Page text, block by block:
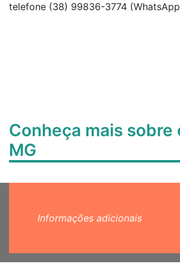
telefone (38) 99836-3774
Conheça mais sobre
MG
Informações adicionais